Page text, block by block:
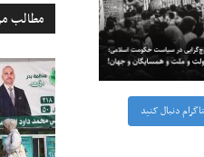
مطالب
دنبال کنید